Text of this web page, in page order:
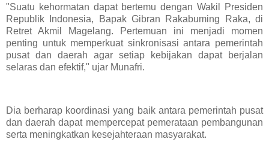
"Suatu kehormatan dapat bertemu dengan Wakil Presiden
Republik Indonesia, Bapak Gibran Rakabuming Raka, di
Retret Akmil Magelang. Pertemuan ini menjadi momen
penting untuk memperkuat sinkronisasi antara pemerintah
pusat dan daerah agar setiap kebijakan dapat berjalan
selaras dan efektif," ujar Munafri.
Dia berharap koordinasi yang baik antara pemerintah pusat
dan daerah dapat mempercepat pemerataan pembangunan
serta meningkatkan kesejahteraan masyarakat.